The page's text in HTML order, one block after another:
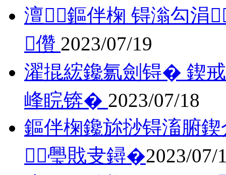
澶鏂伴椈 锝滃勾涓
儹 2023/07/19
濯掍綋鑱氱劍锝� 鍥
峰睆锛� 2023/07/18
鏂伴椈鑱旀挱锝滀腑
璺戝叏鐞�2023/07/